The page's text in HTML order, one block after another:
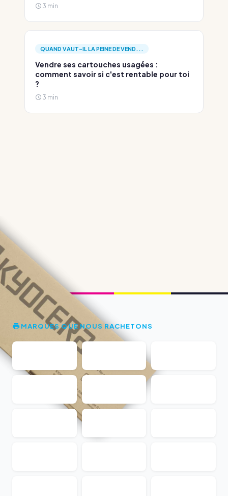
3 min
QUAND VAUT-IL LA PEINE DE VEND...
Vendre ses cartouches usagées :
comment savoir si c'est rentable pour toi
?
3 min
MARQUES QUE NOUS RACHETONS